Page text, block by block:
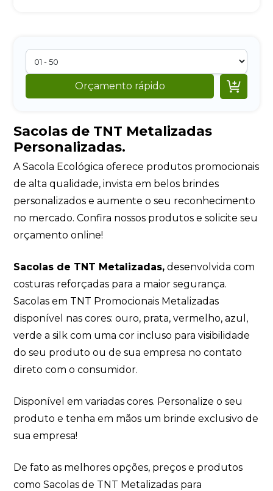
Orçamento rápido 
Sacolas de TNT Metalizadas
Personalizadas.
A Sacola Ecológica oferece produtos promocionais
de alta qualidade, invista em belos brindes
personalizados e aumente o seu reconhecimento
no mercado. Confira nossos produtos e solicite seu
orçamento online!
Sacolas de TNT Metalizadas, desenvolvida com
costuras reforçadas para a maior segurança.
Sacolas em TNT Promocionais Metalizadas
disponível nas cores: ouro, prata, vermelho, azul,
verde a silk com uma cor incluso para visibilidade
do seu produto ou de sua empresa no contato
direto com o consumidor.
Disponível em variadas cores. Personalize o seu
produto e tenha em mãos um brinde exclusivo de
sua empresa!
De fato as melhores opções, preços e produtos
como Sacolas de TNT Metalizadas para